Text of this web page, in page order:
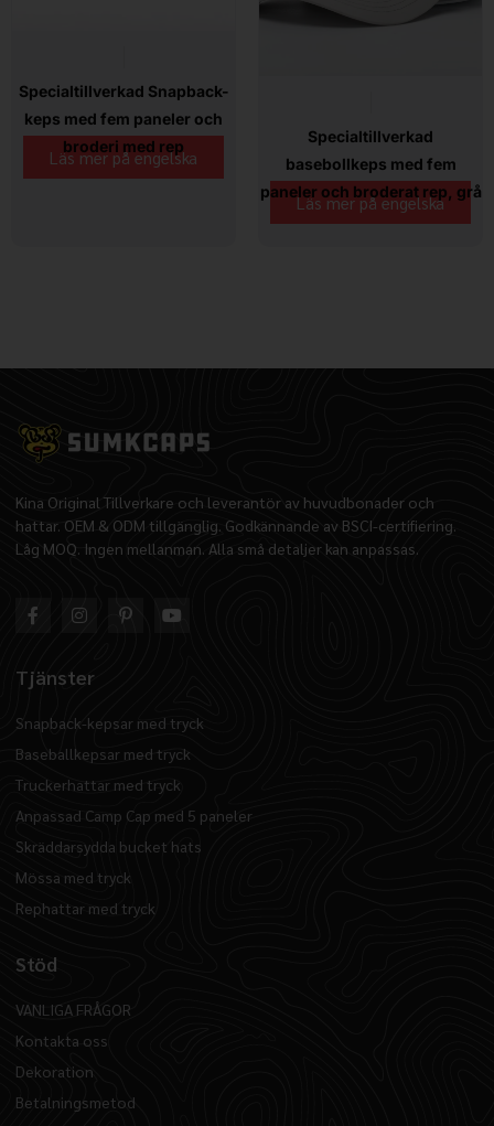
Specialtillverkad Snapback-
keps med fem paneler och
broderi med rep
Läs mer på engelska
Specialtillverkad
basebollkeps med fem
paneler och broderat rep, grå
Läs mer på engelska
Kina Original Tillverkare och leverantör av huvudbonader och
hattar. OEM & ODM tillgänglig. Godkännande av BSCI-certifiering.
Låg MOQ. Ingen mellanman. Alla små detaljer kan anpassas.
Tjänster
Snapback-kepsar med tryck
Baseballkepsar med tryck
Truckerhattar med tryck
Anpassad Camp Cap med 5 paneler
Skräddarsydda bucket hats
Mössa med tryck
Rephattar med tryck
Stöd
VANLIGA FRÅGOR
Kontakta oss
Dekoration
Betalningsmetod